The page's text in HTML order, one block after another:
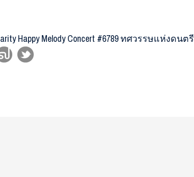
Happy Melody Concert #6789 ทศวรรษแห่งดนตรี